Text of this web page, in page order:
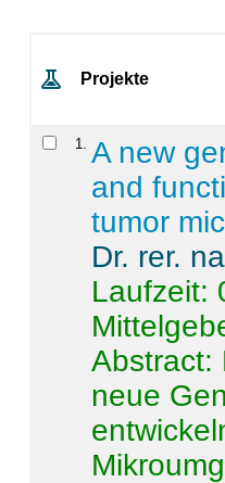
Projekte
1
A new
and
tumor
Dr. rer.
Laufzeit:
Abstract:
neue